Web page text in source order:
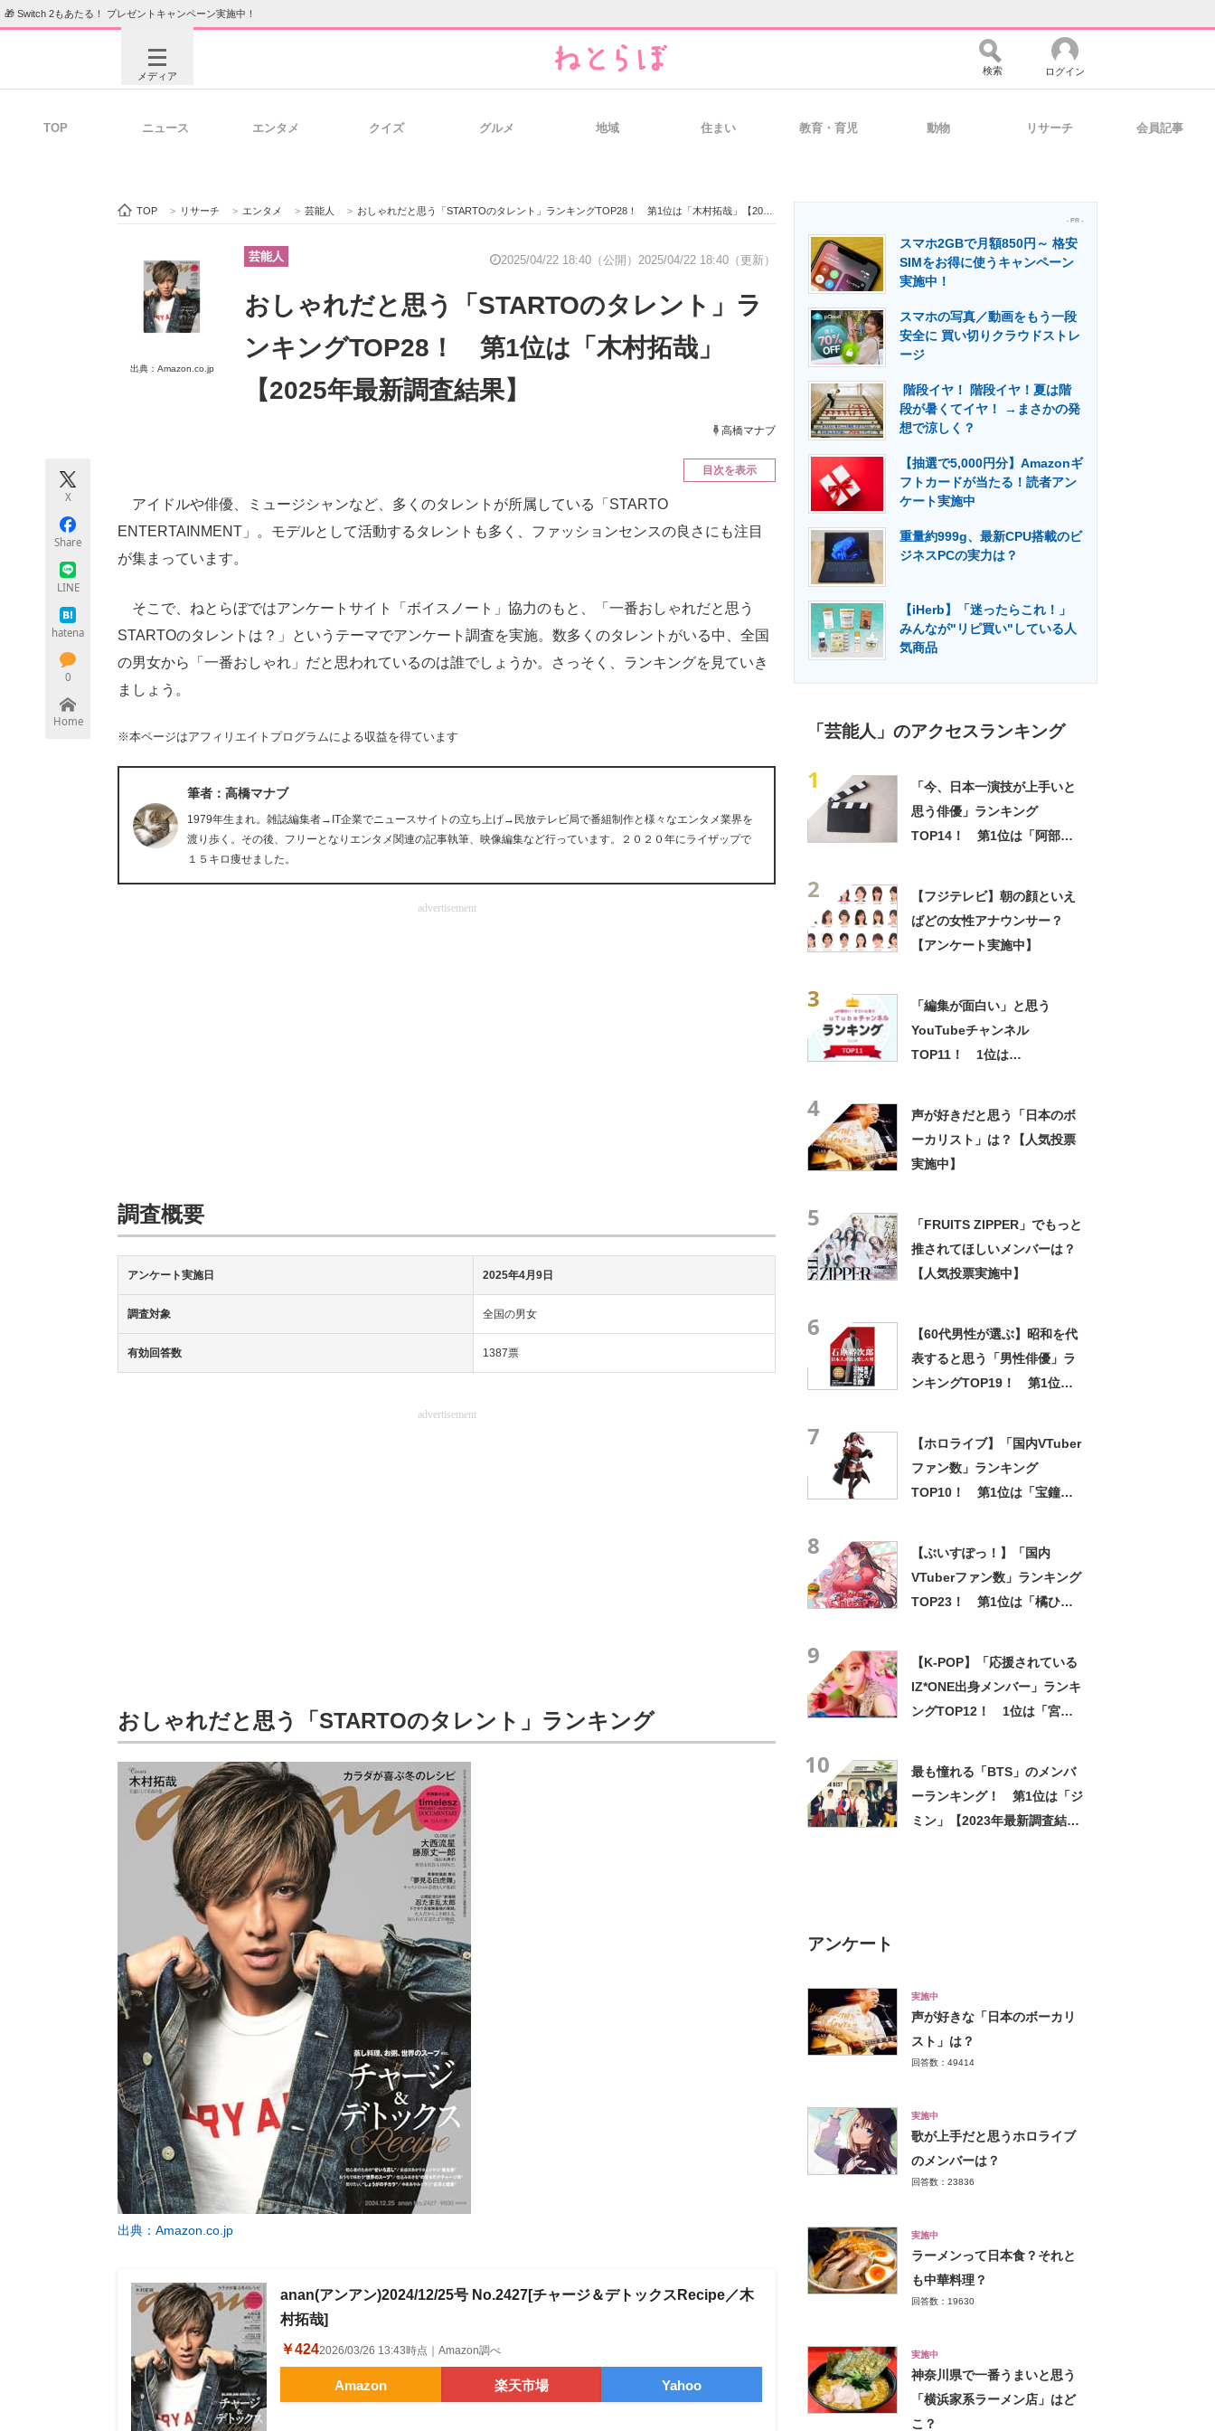
🎁 Switch 2もあたる！ プレゼントキャンペーン実施中！
メディア
ビジネスと働き方のヒント 経営リーダーのコミュニティ マーケ×ITの今がよく分かる
ITエンジニア向け専門サイト IT製品の技術・比較・事例 製造業のIT導入・活用を支援
エネルギーの専門メディア 建設×テクノロジーの最前線
ちょっと気になるネットの話題
検索 ログイン
TOP ニュース エンタメ クイズ グルメ 地域 住まい 教育・育児 動物 リサーチ 会員記事
TOP > リサーチ > エンタメ > 芸能人 > おしゃれだと思う「STARTOのタレント」ランキングTOP28！ 第1位は「木村拓哉」【2025年最新調査結果】
出典：Amazon.co.jp
芸能人 2025/04/22 18:40（公開） 2025/04/22 18:40（更新）
おしゃれだと思う「STARTOのタレント」ラ
ンキングTOP28！ 第1位は「木村拓哉」
【2025年最新調査結果】
高橋マナブ
X
Share
LINE
hatena
0
Home
目次を表示
アイドルや俳優、ミュージシャンなど、多くのタレントが所属している「STARTO
ENTERTAINMENT」。モデルとして活動するタレントも多く、ファッションセンスの良さにも注目
が集まっています。
そこで、ねとらぼではアンケートサイト「ボイスノート」協力のもと、「一番おしゃれだと思う
STARTOのタレントは？」というテーマでアンケート調査を実施。数多くのタレントがいる中、全国
の男女から「一番おしゃれ」だと思われているのは誰でしょうか。さっそく、ランキングを見ていき
ましょう。
※本ページはアフィリエイトプログラムによる収益を得ています
筆者：高橋マナブ
1979年生まれ。雑誌編集者→IT企業でニュースサイトの立ち上げ→民放テレビ局で番組制作と様々なエンタメ業界を
渡り歩く。その後、フリーとなりエンタメ関連の記事執筆、映像編集など行っています。２０２０年にライザップで
１５キロ痩せました。
advertisement
調査概要
アンケート実施日 2025年4月9日
調査対象 全国の男女
有効回答数 1387票
advertisement
おしゃれだと思う「STARTOのタレント」ランキング
出典：Amazon.co.jp
anan(アンアン)2024/12/25号 No.2427[チャージ＆デトックスRecipe／木
村拓哉]
￥4242026/03/26 13:43時点｜Amazon調べ
Amazon 楽天市場 Yahoo
- PR -
スマホ2GBで月額850円～ 格安
SIMをお得に使うキャンペーン
実施中！
スマホの写真／動画をもう一段
安全に 買い切りクラウドストレ
ージ
階段イヤ！ 階段イヤ！夏は階
段が暑くてイヤ！ →まさかの発
想で涼しく？
【抽選で5,000円分】Amazonギ
フトカードが当たる！読者アン
ケート実施中
重量約999g、最新CPU搭載のビ
ジネスPCの実力は？
【iHerb】「迷ったらこれ！」
みんなが"リピ買い"している人
気商品
「芸能人」のアクセスランキング
1
「今、日本一演技が上手いと
思う俳優」ランキング
TOP14！ 第1位は「阿部
2
【フジテレビ】朝の顔といえ
ばどの女性アナウンサー？
【アンケート実施中】
3
「編集が面白い」と思う
YouTubeチャンネル
TOP11！ 1位は
4
声が好きだと思う「日本のボ
ーカリスト」は？【人気投票
実施中】
5
「FRUITS ZIPPER」でもっと
推されてほしいメンバーは？
【人気投票実施中】
6
【60代男性が選ぶ】昭和を代
表すると思う「男性俳優」ラ
ンキングTOP19！ 第1位は
7
【ホロライブ】「国内VTuber
ファン数」ランキング
TOP10！ 第1位は「宝鐘マ
8
【ぶいすぽっ！】「国内
VTuberファン数」ランキング
TOP23！ 第1位は「橘ひな
9
【K-POP】「応援されている
IZ*ONE出身メンバー」ランキ
ングTOP12！ 1位は「宮脇
10
最も憧れる「BTS」のメンバ
ーランキング！ 第1位は「ジ
ミン」【2023年最新調査結
アンケート
実施中
声が好きな「日本のボーカリ
スト」は？
回答数：49414
実施中
歌が上手だと思うホロライブ
のメンバーは？
回答数：23836
実施中
ラーメンって日本食？それと
も中華料理？
回答数：19630
実施中
神奈川県で一番うまいと思う
「横浜家系ラーメン店」はど
こ？